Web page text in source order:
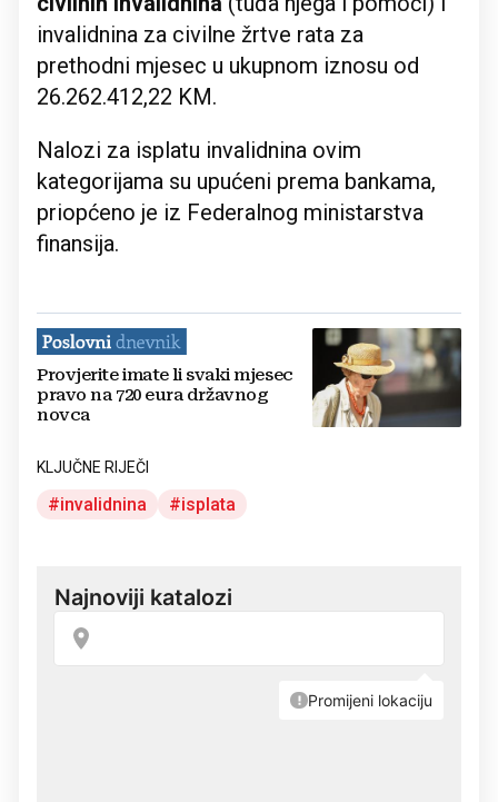
invalidnina za civilne žrtve rata za
prethodni mjesec u ukupnom iznosu od
26.262.412,22 KM.
Nalozi za isplatu invalidnina ovim
kategorijama su upućeni prema bankama,
priopćeno je iz Federalnog ministarstva
finansija.
Provjerite imate li svaki mjesec
pravo na 720 eura državnog
novca
KLJUČNE RIJEČI
invalidnina isplata